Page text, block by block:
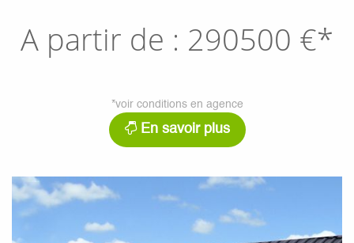
A partir de : 290500 €*
*voir conditions en agence
En savoir plus